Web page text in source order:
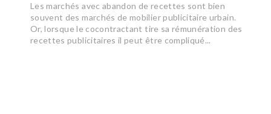
Les marchés avec abandon de recettes sont bien
souvent des marchés de mobilier publicitaire urbain.
Or, lorsque le cocontractant tire sa rémunération des
recettes publicitaires il peut être compliqué...